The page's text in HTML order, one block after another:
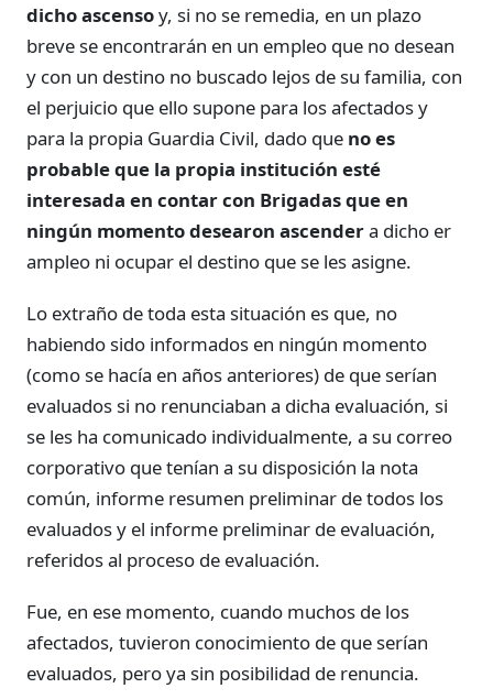
dicho ascensoy, si no se remedia, en un plazo
breve se encontrarán en un empleo que no desean
y con un destino no buscado lejos de su familia, con
el perjuicio que ello supone para los afectados y
para la propia Guardia Civil, dado que no es
probable que la propia institución esté
interesada en contar con Brigadas que en
ningún momento desearon ascendera dicho er
ampleo ni ocupar el destino que se les asigne.
Lo extraño de toda esta situación es que, no
habiendo sido informados en ningún momento
(como se hacía en años anteriores) de que serían
evaluados si no renunciaban a dicha evaluación, si
se les ha comunicado individualmente, a su correo
corporativo que tenían a su disposición la nota
común, informe resumen preliminar de todos los
evaluados y el informe preliminar de evaluación,
referidos al proceso de evaluación.
Fue, en ese momento, cuando muchos de los
afectados, tuvieron conocimiento de que serían
evaluados, pero ya sin posibilidad de renuncia.